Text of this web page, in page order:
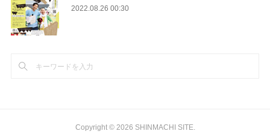
2022.08.26 00:30
Copyright © 2026 SHINMACHI SITE.